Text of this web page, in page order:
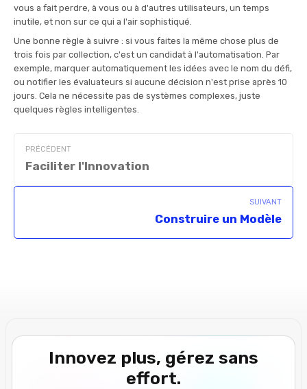
vous a fait perdre, à vous ou à d'autres utilisateurs, un temps
inutile, et non sur ce qui a l'air sophistiqué.
Une bonne règle à suivre : si vous faites la même chose plus de
trois fois par collection, c'est un candidat à l'automatisation. Par
exemple, marquer automatiquement les idées avec le nom du défi,
ou notifier les évaluateurs si aucune décision n'est prise après 10
jours. Cela ne nécessite pas de systèmes complexes, juste
quelques règles intelligentes.
PRÉCÉDENT
Faciliter l'Innovation
SUIVANT
Construire un Modèle
Innovez plus, gérez sans
effort.